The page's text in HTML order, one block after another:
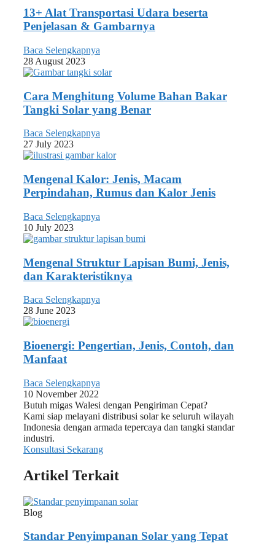
13+ Alat Transportasi Udara beserta
Penjelasan & Gambarnya
Baca Selengkapnya
28 August 2023
Cara Menghitung Volume Bahan Bakar
Tangki Solar yang Benar
Baca Selengkapnya
27 July 2023
Mengenal Kalor: Jenis, Macam
Perpindahan, Rumus dan Kalor Jenis
Baca Selengkapnya
10 July 2023
Mengenal Struktur Lapisan Bumi, Jenis,
dan Karakteristiknya
Baca Selengkapnya
28 June 2023
Bioenergi: Pengertian, Jenis, Contoh, dan
Manfaat
Baca Selengkapnya
10 November 2022
Butuh migas Walesi dengan Pengiriman Cepat?
Kami siap melayani distribusi solar ke seluruh wilayah
Indonesia dengan armada tepercaya dan tangki standar
industri.
Konsultasi Sekarang
Artikel Terkait
Blog
Standar Penyimpanan Solar yang Tepat